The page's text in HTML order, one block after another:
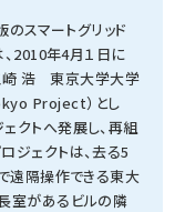
スマートグリッド
2010年4月１日に
江崎 浩 東京大学大学
Project）とし
クトへ発展し、再組
ジェクトは、去る5
遠隔操作できる東大
室があるビルの隣